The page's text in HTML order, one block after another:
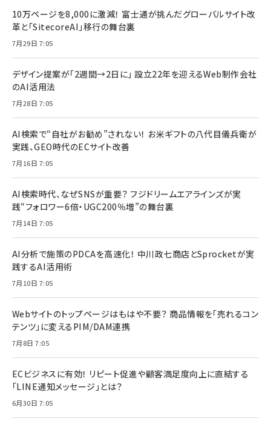
10万ページを8,000に激減！ 富士通が挑んだグローバルサイト改
革と「SitecoreAI」移行の舞台裏
7月29日 7:05
デザイン提案が「2週間→2日に」 設立22年を迎えるWeb制作会社
のAI活用法
7月28日 7:05
AI検索で“自社がお勧め”されない！ お米ギフトの八代目儀兵衛が
実践、GEO時代のECサイト改善
7月16日 7:05
AI検索時代、なぜSNSが重要？ フジドリームエアラインズが実
践“フォロワー6倍・UGC200％増”の舞台裏
7月14日 7:05
AI分析で施策のPDCAを高速化！ 中川政七商店とSprocketが実
践するAI活用術
7月10日 7:05
Webサイトのトップページはもはや不要？ 商品情報を「売れるコン
テンツ」に変えるPIM/DAM連携
7月8日 7:05
ECビジネスに有効！ リピート促進や顧客満足度向上に直結する
「LINE通知メッセージ」とは？
6月30日 7:05